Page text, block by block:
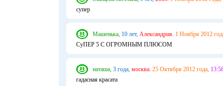
супер
Машенька, 10 лет, Александрия. 1 Ноября 2012
СуПЕР 5 С ОГРОМНЫМ ПЛЮСОМ
наташа, 3 года, москва. 25 Октября 2012 года,
гадасная красата